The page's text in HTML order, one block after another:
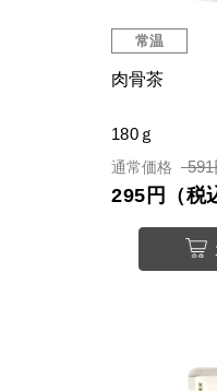
常温
肉骨茶
180ｇ
通常価格
295円（税